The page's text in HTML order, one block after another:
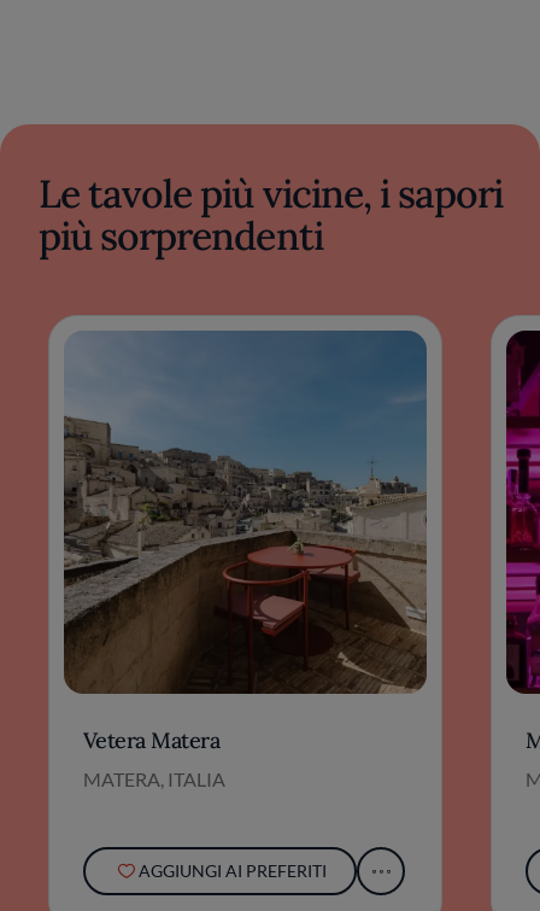
Le tavole più vicine, i sapori
più sorprendenti
Vetera Matera
MATERA, ITALIA
AGGIUNGI AI PREFERITI